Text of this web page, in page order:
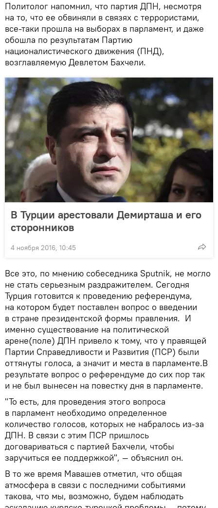
Политолог напомнил, что партия ДПН, несмотря
на то, что ее обвиняли в связях с террористами,
все-таки прошла на выборах в парламент, и даже
обошла по результатам Партию
националистического движения (ПНД),
возглавляемую Девлетом Бахчели.
В Турции арестовали Демирташа и его
сторонников
4 ноября 2016, 10:45
Все это, по мнению собеседника Sputnik, не могло
не стать серьезным раздражителем. Сегодня
Турция готовится к проведению референдума,
на котором будет поставлен вопрос о введении
в стране президентской формы правления. И
именно существование на политической
арене(поле) ДПН привело к тому, что у правящей
Партии Справедливости и Развития (ПСР) были
оттянуты голоса, а значит и места в парламенте.В
результате вопрос о референдуме до сих пор так
и не был вынесен на повестку дня в парламенте.
"То есть, для проведения этого вопроса
в парламент необходимо определенное
количество голосов, которых не набралось из-за
ДПН. В связи с этим ПСР пришлось
договариваться с партией Бахчели, чтобы
заручиться ее поддержкой", — объяснил он.
В то же время Мавашев отметил, что общая
атмосфера в связи с последними событиями
такова, что мы, возможно, будем наблюдать